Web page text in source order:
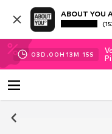
ABOUT YOU
03D.00H 13M 14S